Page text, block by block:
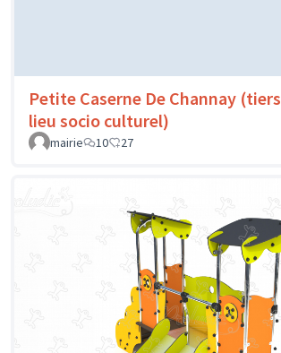
Petite Caserne De Channay (tiers
lieu socio culturel)
mairie
10 27